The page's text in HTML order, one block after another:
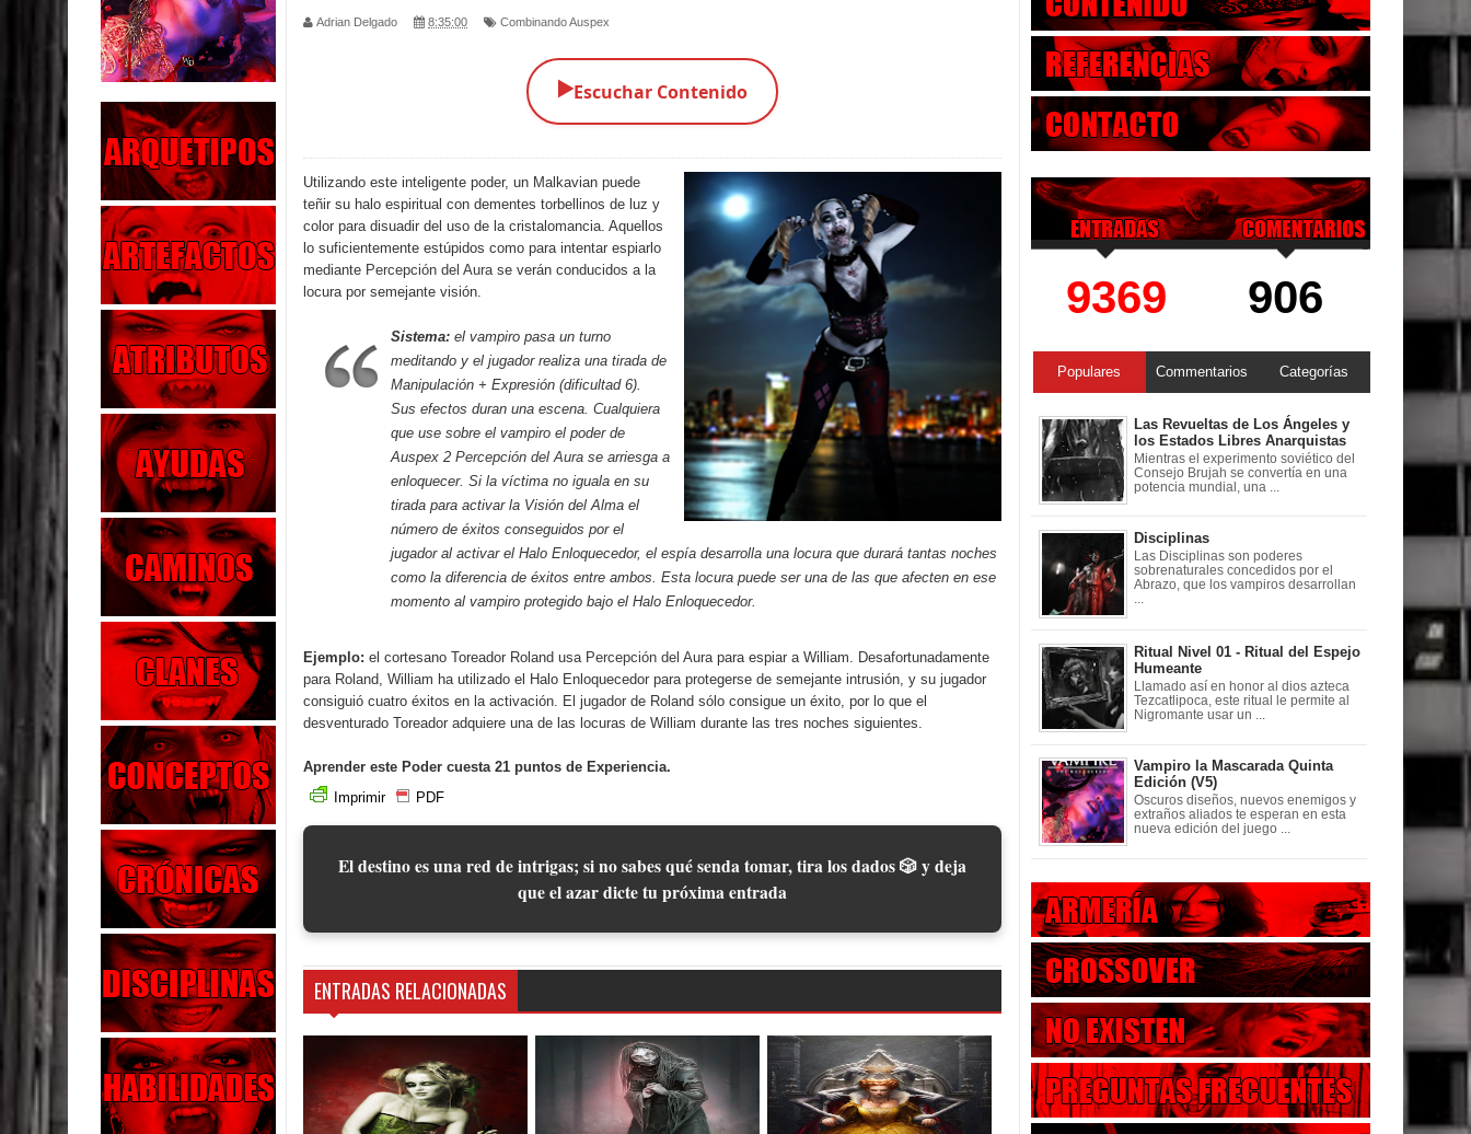
Parte 04: Oídos Sordos
Parte 03: La Traición
Parte 02: Vuelve el Hijo Prodigo
Parte 01: El Comienzo
Parte 01: El Enemigo Interior
Exaltados y Muertos Vivientes
Los Muertos se Levantan (Relato)
Los Monstruos más Buscados
Parte 09: Los Muertos Cuentan Cuentos
Adrian Delgado 8:35:00 Combinando Auspex
▶️Escuchar Contenido
Utilizando este inteligente poder, un Malkavian puede
teñir su halo espiritual con dementes torbellinos de luz y
color para disuadir del uso de la cristalomancia. Aquellos
lo suficientemente estúpidos como para intentar espiarlo
mediante Percepción del Aurase verán conducidos a la
locura por semejante visión.
Sistema: el vampiro pasa un turno
meditando y el jugador realiza una tirada de
Manipulación + Expresión (dificultad 6).
Sus efectos duran una escena. Cualquiera
que use sobre el vampiro el poder de
Auspex 2 Percepción del Aura se arriesga a
enloquecer. Si la víctima no iguala en su
tirada para activar la Visión del Alma el
número de éxitos conseguidos por el
jugador al activar el Halo Enloquecedor, el espía desarrolla una locura que durará tantas noches
como la diferencia de éxitos entre ambos. Esta locura puede ser una de las que afecten en ese
momento al vampiro protegido bajo el Halo Enloquecedor.
Ejemplo: el cortesano Toreador Roland usa Percepción del Aurapara espiar a William. Desafortunadamente
para Roland, William ha utilizado el Halo Enloquecedor para protegerse de semejante intrusión, y su jugador
consiguió cuatro éxitos en la activación. El jugador de Roland sólo consigue un éxito, por lo que el
desventurado Toreador adquiere una de las locuras de William durante las tres noches siguientes.
Aprender este Poder cuesta 21 puntos de Experiencia.
Imprimir
PDF
El destino es una red de intrigas; si no sabes qué senda tomar, tira los dados 🎲 y deja
que el azar dicte tu próxima entrada
ENTRADAS RELACIONADAS
9369 906
Populares Commentarios Categorías
Las Revueltas de Los Ángeles y
los Estados Libres Anarquistas
Mientras el experimento soviético del
Consejo Brujah se convertía en una
potencia mundial, una ...
Disciplinas
Las Disciplinas son poderes
sobrenaturales concedidos por el
Abrazo, que los vampiros desarrollan
Ritual Nivel 01 - Ritual del Espejo
Humeante
Llamado así en honor al dios azteca
Tezcatlipoca, este ritual le permite al
Nigromante usar un ...
Vampiro la Mascarada Quinta
Edición (V5)
Oscuros diseños, nuevos enemigos y
extraños aliados te esperan en esta
nueva edición del juego ...